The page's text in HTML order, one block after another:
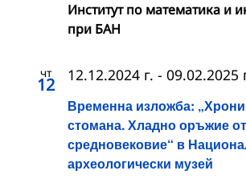
Институт по математика и
при БАН
чт
12
Временна изложба:
стомана. Хладно оръжие
средновековие“ в
археологически музей
12.12.2024 г. - 09.02.2025